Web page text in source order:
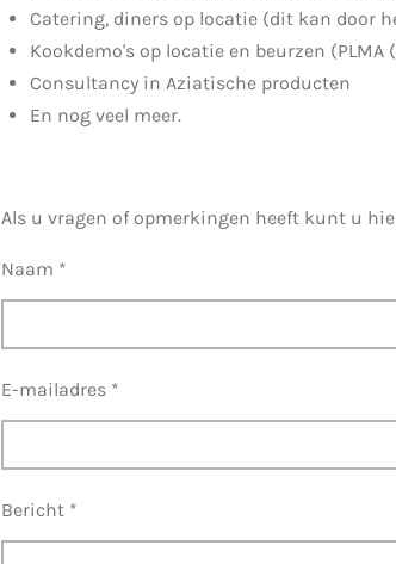
Catering, diners op locatie (dit kan door
Kookdemo's op locatie en beurzen
Consultancy in Aziatische producten
En nog veel meer.
Als u vragen of opmerkingen heeft kunt u
Naam *
E-mailadres *
Bericht *